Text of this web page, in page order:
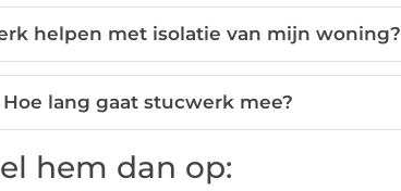
helpen met isolatie van mijn woning?
Hoe lang gaat stucwerk mee?
hem dan op: